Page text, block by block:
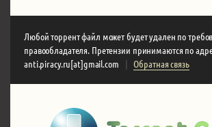
Любой торрент файл может будет удален по
правообладателя. Претензии принимаются по
anti.piracy.ru[at]gmail.com
| Обратная связь